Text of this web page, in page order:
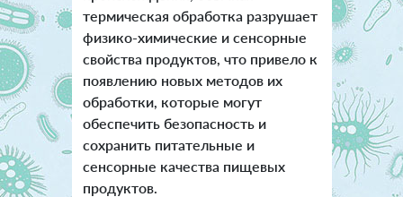
термическая обработка разрушает
физико-химические и сенсорные
свойства продуктов, что привело к
появлению новых методов их
обработки, которые могут
обеспечить безопасность и
сохранить питательные и
сенсорные качества пищевых
продуктов.